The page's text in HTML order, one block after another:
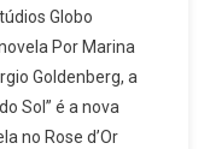
Globo
Por Marina
Goldenberg, a
Sol” é a nova
no Rose d’Or